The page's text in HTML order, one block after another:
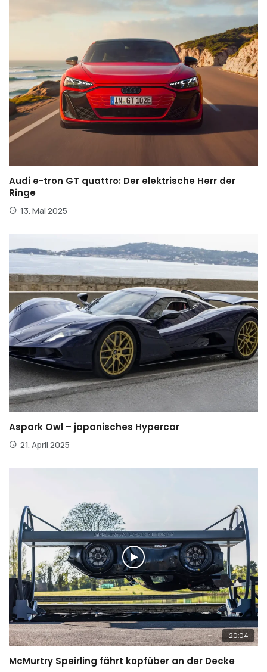
Audi e-tron GT quattro: Der elektrische Herr der
Ringe
13. Mai 2025
Aspark Owl – japanisches Hypercar
21. April 2025
20:04
McMurtry Speirling fährt kopfüber an der Decke